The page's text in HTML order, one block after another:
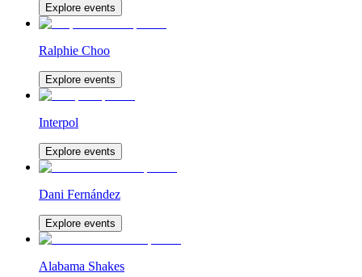
Explore events
Ralphie Choo
Explore events
Interpol
Explore events
Dani Fernández
Explore events
Alabama Shakes